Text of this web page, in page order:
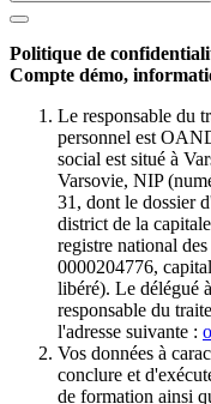
Politique de
Compte démo,
Le responsable du
personnel est
social est situé à
Varsovie, NIP
31, dont le dossier
district de la
registre national
0000204776,
libéré). Le délégué
responsable du
l'adresse suivante :
Vos données à
conclure et
de formation ainsi